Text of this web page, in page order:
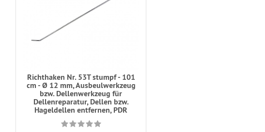
Richthaken Nr. 53T stumpf - 101
cm - Ø 12 mm, Ausbeulwerkzeug
bzw. Dellenwerkzeug für
Dellenreparatur, Dellen bzw.
Hageldellen entfernen, PDR